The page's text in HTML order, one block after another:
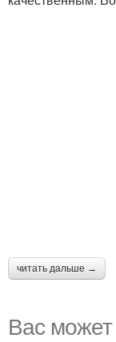
читать дальше →
Вас может